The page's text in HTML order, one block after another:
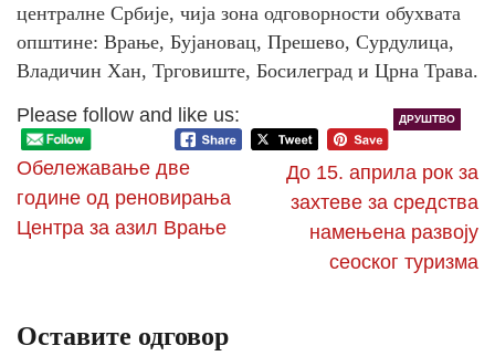
централне Србије, чија зона одговорности обухвата
општине: Врање, Бујановац, Прешево, Сурдулица,
Владичин Хан, Трговиште, Босилеград и Црна Трава.
Please follow and like us:
ДРУШТВО
Обележавање две
године од реновирања
Центра за азил Врање
До 15. априла рок за
захтеве за средства
намењена развоју
сеоског туризма
Оставите одговор